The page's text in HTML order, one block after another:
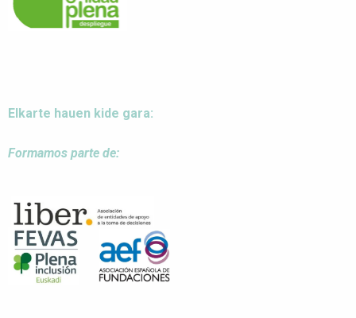
Elkarte hauen kide gara:
Formamos parte de: